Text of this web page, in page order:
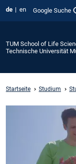
de en Google Suche
TUM School of Life
Technische Universität
Startseite Studium